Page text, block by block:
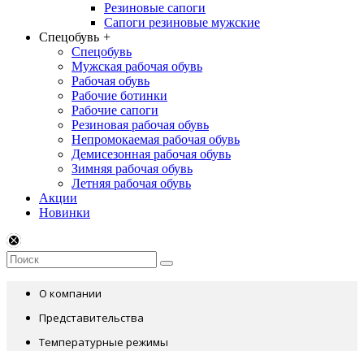
Резиновые сапоги
Сапоги резиновые мужские
Спецобувь +
Спецобувь
Мужская рабочая обувь
Рабочая обувь
Рабочие ботинки
Рабочие сапоги
Резиновая рабочая обувь
Непромокаемая рабочая обувь
Демисезонная рабочая обувь
Зимняя рабочая обувь
Летняя рабочая обувь
Акции
Новинки
О компании
Представительства
Температурные режимы